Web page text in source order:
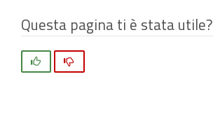
Questa pagina ti è stata utile?